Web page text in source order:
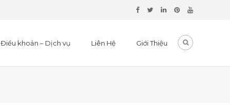
Điều khoản – Dịch vụ Liên Hệ Giới Thiệu